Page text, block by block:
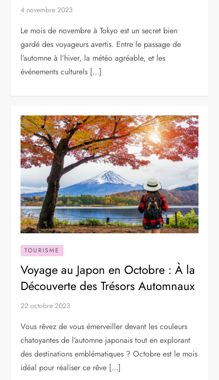
4 novembre 2023
Le mois de novembre à Tokyo est un secret bien
gardé des voyageurs avertis. Entre le passage de
l’automne à l’hiver, la météo agréable, et les
événements culturels […]
TOURISME
Voyage au Japon en Octobre : À la
Découverte des Trésors Automnaux
22 octobre 2023
Vous rêvez de vous émerveiller devant les couleurs
chatoyantes de l’automne japonais tout en explorant
des destinations emblématiques ? Octobre est le mois
idéal pour réaliser ce rêve […]